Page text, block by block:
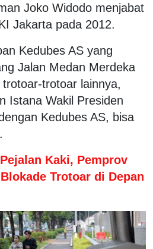
Joko Widodo menjabat
Jakarta pada 2012.
Kedubes AS yang
Jalan Medan Merdeka
trotoar lainnya,
Istana Wakil Presiden
Kedubes AS, bisa
Kaki, Pemprov
Trotoar di Depan